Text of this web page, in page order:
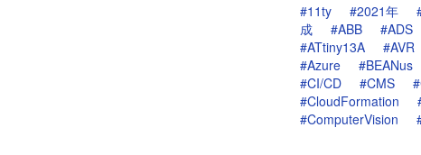
#11ty #2021年
成
#ABB #ADS
#ATtiny13A
#AVR
#Azure
#BEANus
#CI/CD
#CMS
#CloudFormation
#ComputerVision